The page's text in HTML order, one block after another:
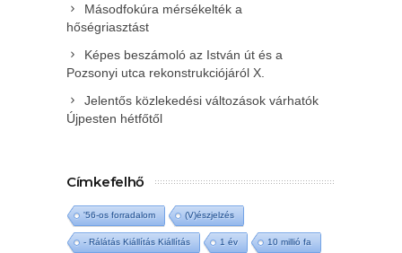
Másodfokúra mérsékelték a
hőségriasztást
Képes beszámoló az István út és a
Pozsonyi utca rekonstrukciójáról X.
Jelentős közlekedési változások várhatók
Újpesten hétfőtől
Címkefelhő
'56-os forradalom (V)észjelzés
- Rálátás Kiállítás Kiállítás 1 év 10 millió fa